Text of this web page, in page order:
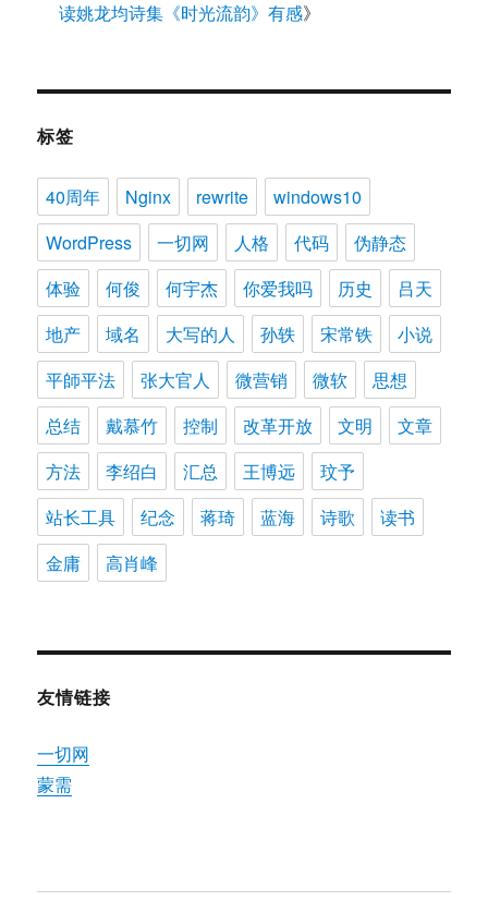
读姚龙均诗集《时光流韵》有感》
标签
40周年 Nginx rewrite
windows10
WordPress
一切网 人格 代码
伪静态
体验
何俊 何宇杰 你爱我吗 历史
吕天
地产
域名 大写的人 孙轶 宋常铁
小说
平師平法
张大官人 微营销 微软
思想
总结
戴慕竹 控制 改革开放 文明
文章
方法
李绍白 汇总 王博远
玟予
站长工具
纪念 蒋琦 蓝海 诗歌
读书
金庸
高肖峰
友情链接
一切网
蒙需